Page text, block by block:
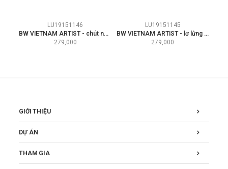
LU19151146
BW VIETNAM ARTIST - chút nắng mưa
279,000
LU19151145
BW VIETNAM ARTIST - lơ lửng tôi
279,000
GIỚI THIỆU
DỰ ÁN
THAM GIA